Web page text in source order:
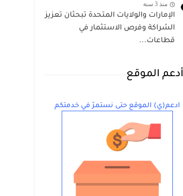
منذ 3 سنة
الإمارات والولايات المتحدة تبحثان تعزيز
الشراكة وفرص الاستثمار في
قطاعات...
أدعم الموقع
ادعم(ي) الموقع حتى نستمرّ في خدمتكم